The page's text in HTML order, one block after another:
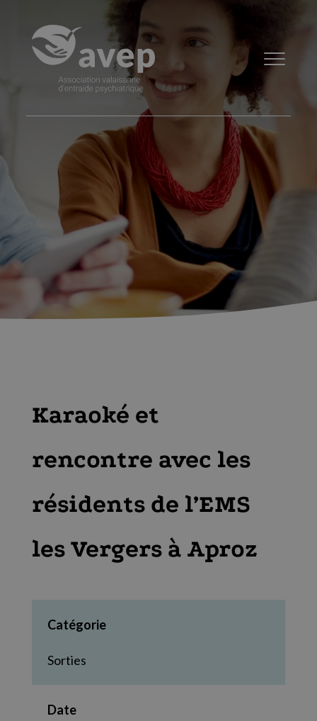
Karaoké et
rencontre avec les
résidents de l’EMS
les Vergers à Aproz
Catégorie
Sorties
Date